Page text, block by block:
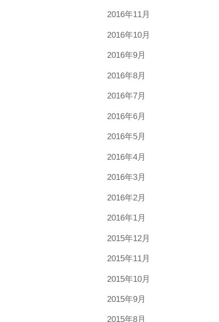
2016年11月
2016年10月
2016年9月
2016年8月
2016年7月
2016年6月
2016年5月
2016年4月
2016年3月
2016年2月
2016年1月
2015年12月
2015年11月
2015年10月
2015年9月
2015年8月